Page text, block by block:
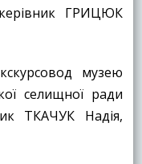
ГРИЦЮК
музею
селищної ради
ТКАЧУК Надія,